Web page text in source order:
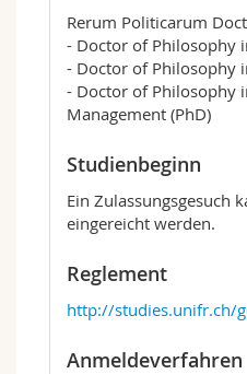
Rerum Politicarum
- Doctor of Philosophy
- Doctor of Philosophy
- Doctor of Philosophy
Management (PhD)
Studienbeginn
Ein Zulassungsgesuch
eingereicht werden.
Reglement
http://studies.unifr.ch/
Anmeldeverfahren